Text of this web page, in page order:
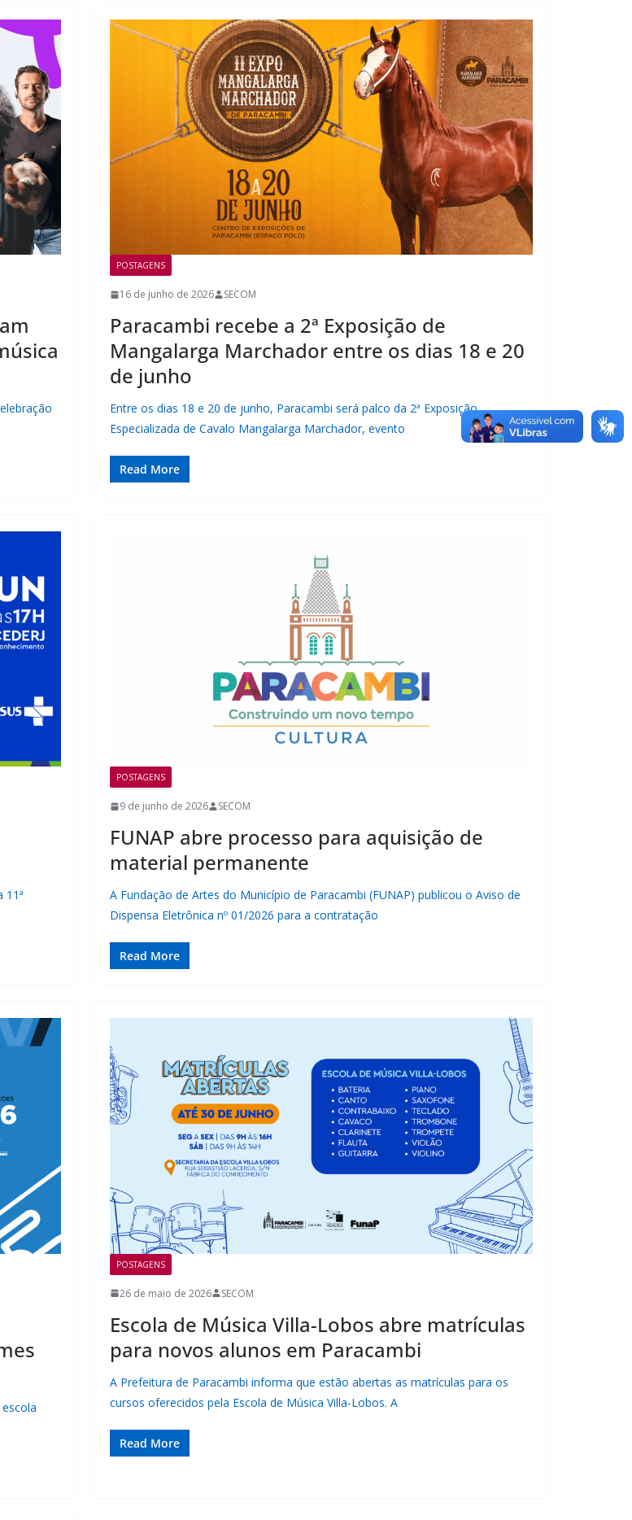
POSTAGENS
16 de junho de 2026 SECOM
Paracambi recebe a 2ª Exposição de
Mangalarga Marchador entre os dias 18 e 20
de junho
Entre os dias 18 e 20 de junho, Paracambi será palco da 2ª Exposição
Especializada de Cavalo Mangalarga Marchador, evento
Read More
11ª
POSTAGENS
9 de junho de 2026 SECOM
FUNAP abre processo para aquisição de
material permanente
A Fundação de Artes do Município de Paracambi (FUNAP) publicou o Aviso de
Dispensa Eletrônica nº 01/2026 para a contratação
Read More
POSTAGENS
26 de maio de 2026 SECOM
Escola de Música Villa-Lobos abre matrículas
para novos alunos em Paracambi
A Prefeitura de Paracambi informa que estão abertas as matrículas para os
cursos oferecidos pela Escola de Música Villa-Lobos. A
Read More